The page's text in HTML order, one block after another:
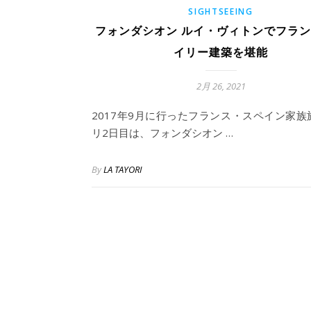
SIGHTSEEING
フォンダシオン ルイ・ヴィトンでフラ
イリー建築を堪能
2月 26, 2021
2017年9月に行ったフランス・スペイン家族
リ2日目は、フォンダシオン …
ByLA TAYORI